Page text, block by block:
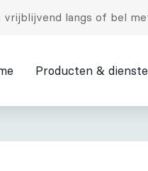
vrijblijvend langs of bel
Producten &